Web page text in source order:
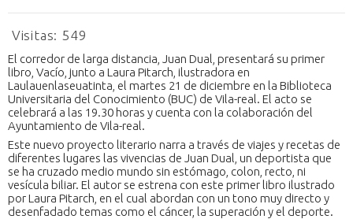
Visitas: 549
El corredor de larga distancia, Juan Dual, presentará su primer
libro, Vacío, junto a Laura Pitarch, ilustradora en
Laulauenlaseuatinta, el martes 21 de diciembre en la Biblioteca
Universitaria del Conocimiento (BUC) de Vila-real. El acto se
celebrará a las 19.30 horas y cuenta con la colaboración del
Ayuntamiento de Vila-real.
Este nuevo proyecto literario narra a través de viajes y recetas de
diferentes lugares las vivencias de Juan Dual, un deportista que
se ha cruzado medio mundo sin estómago, colon, recto, ni
vesícula biliar. El autor se estrena con este primer libro ilustrado
por Laura Pitarch, en el cual abordan con un tono muy directo y
desenfadado temas como el cáncer, la superación y el deporte.